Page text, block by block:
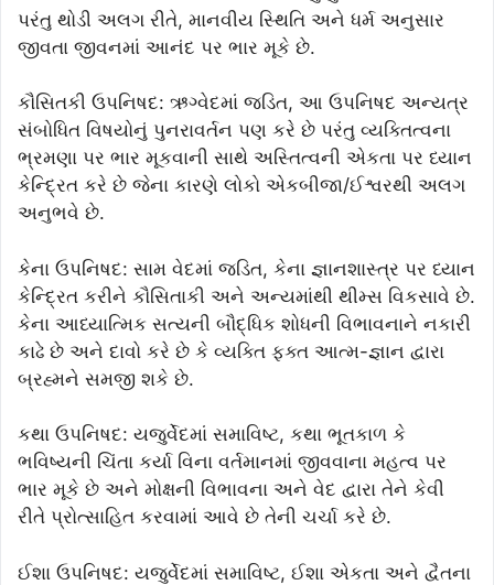
પરંતુ થોડી અલગ રીતે, માનવીય સ્થિતિ અને ધર્મ અનુસાર
જીવતા જીવનમાં આનંદ પર ભાર મૂકે છે.
કૌસિતકી ઉપનિષદ: ઋગ્વેદમાં જડિત, આ ઉપનિષદ અન્યત્ર
સંબોધિત વિષયોનું પુનરાવર્તન પણ કરે છે પરંતુ વ્યક્તિત્વના
ભ્રમણા પર ભાર મૂકવાની સાથે અસ્તિત્વની એકતા પર ધ્યાન
કેન્દ્રિત કરે છે જેના કારણે લોકો એકબીજા/ઈશ્વરથી અલગ
અનુભવે છે.
કેના ઉપનિષદ: સામ વેદમાં જડિત, કેના જ્ઞાનશાસ્ત્ર પર ધ્યાન
કેન્દ્રિત કરીને કૌસિતાકી અને અન્યમાંથી થીમ્સ વિકસાવે છે.
કેના આધ્યાત્મિક સત્યની બૌદ્ધિક શોધની વિભાવનાને નકારી
કાઢે છે અને દાવો કરે છે કે વ્યક્તિ ફક્ત આત્મ-જ્ઞાન દ્વારા
બ્રહ્મને સમજી શકે છે.
કથા ઉપનિષદ: યજુર્વેદમાં સમાવિષ્ટ, કથા ભૂતકાળ કે
ભવિષ્યની ચિંતા કર્યા વિના વર્તમાનમાં જીવવાના મહત્વ પર
ભાર મૂકે છે અને મોક્ષની વિભાવના અને વેદ દ્વારા તેને કેવી
રીતે પ્રોત્સાહિત કરવામાં આવે છે તેની ચર્ચા કરે છે.
ઈશા ઉપનિષદ: યજુર્વેદમાં સમાવિષ્ટ, ઈશા એકતા અને દ્વૈતના